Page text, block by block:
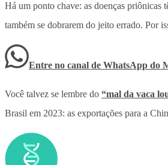
Há um ponto chave: as doenças priônicas
também se dobrarem do jeito errado. Por
Entre no canal de WhatsApp do
Você talvez se lembre do “mal da vaca
Brasil em 2023: as exportações para a